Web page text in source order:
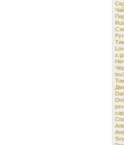
psv